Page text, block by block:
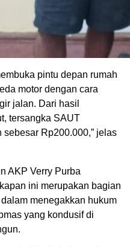
pintu depan rumah
motor dengan cara
jalan. Dari hasil
tersangka SAUT
Rp200.000,” jelas
AKP Verry Purba
ini merupakan bagian
menegakkan hukum
yang kondusif di